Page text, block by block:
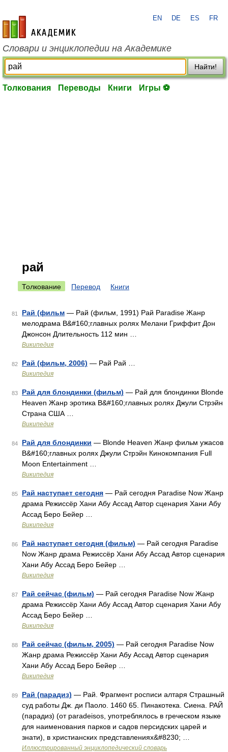
academic.ru
EN DE ES FR
Словари и энциклопедии на Академике
Найти!
Толкования Переводы Книги Игры ⚽
рай
Толкование Перевод Книги
81 Рай (фильм — Рай (фильм, 1991) Рай Paradise Жанр
мелодрама В&#160;главных ролях Мелани Гриффит Дон
Джонсон Длительность 112 мин …
Википедия
82 Рай (фильм, 2006) — Рай Рай …
Википедия
83 Рай для блондинки (фильм) — Рай для блондинки Blonde
Heaven Жанр эротика В&#160;главных ролях Джули Стрэйн
Страна США …
Википедия
84 Рай для блондинки — Blonde Heaven Жанр фильм ужасов
В&#160;главных ролях Джули Стрэйн Кинокомпания Full
Moon Entertainment …
Википедия
85 Рай наступает сегодня — Рай сегодня Paradise Now Жанр
драма Режиссёр Хани Абу Ассад Автор сценария Хани Абу
Ассад Беро Бейер …
Википедия
86 Рай наступает сегодня (фильм) — Рай сегодня Paradise
Now Жанр драма Режиссёр Хани Абу Ассад Автор сценария
Хани Абу Ассад Беро Бейер …
Википедия
87 Рай сейчас (фильм) — Рай сегодня Paradise Now Жанр
драма Режиссёр Хани Абу Ассад Автор сценария Хани Абу
Ассад Беро Бейер …
Википедия
88 Рай сейчас (фильм, 2005) — Рай сегодня Paradise Now
Жанр драма Режиссёр Хани Абу Ассад Автор сценария
Хани Абу Ассад Беро Бейер …
Википедия
89 Рай (парадиз) — Рай. Фрагмент росписи алтаря Страшный
суд работы Дж. ди Паоло. 1460 65. Пинакотека. Сиена. РАЙ
(парадиз) (от paradeisos, употреблялось в греческом языке
для наименования парков и садов персидских царей и
знати), в христианских представлениях&#8230; …
Иллюстрированный энциклопедический словарь